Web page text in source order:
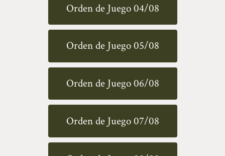
Orden de Juego 04/08
Orden de Juego 05/08
Orden de Juego 06/08
Orden de Juego 07/08